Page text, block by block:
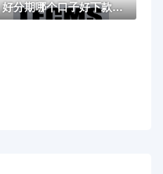
好分期哪个口子好下款？老哥实测避坑贷款平...